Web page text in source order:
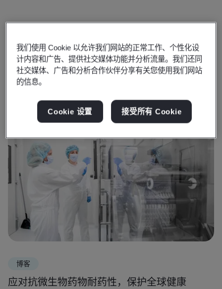
趋势洞察
查看洞察和资讯
博客
应对抗微生物药物耐药性，保护全球健康
我们使用 Cookie 以允许我们网站的正常工作、个性化设
计内容和广告、提供社交媒体功能并分析流量。我们还同
社交媒体、广告和分析合作伙伴分享有关您使用我们网站
的信息。
Cookie 设置 接受所有 Cookie